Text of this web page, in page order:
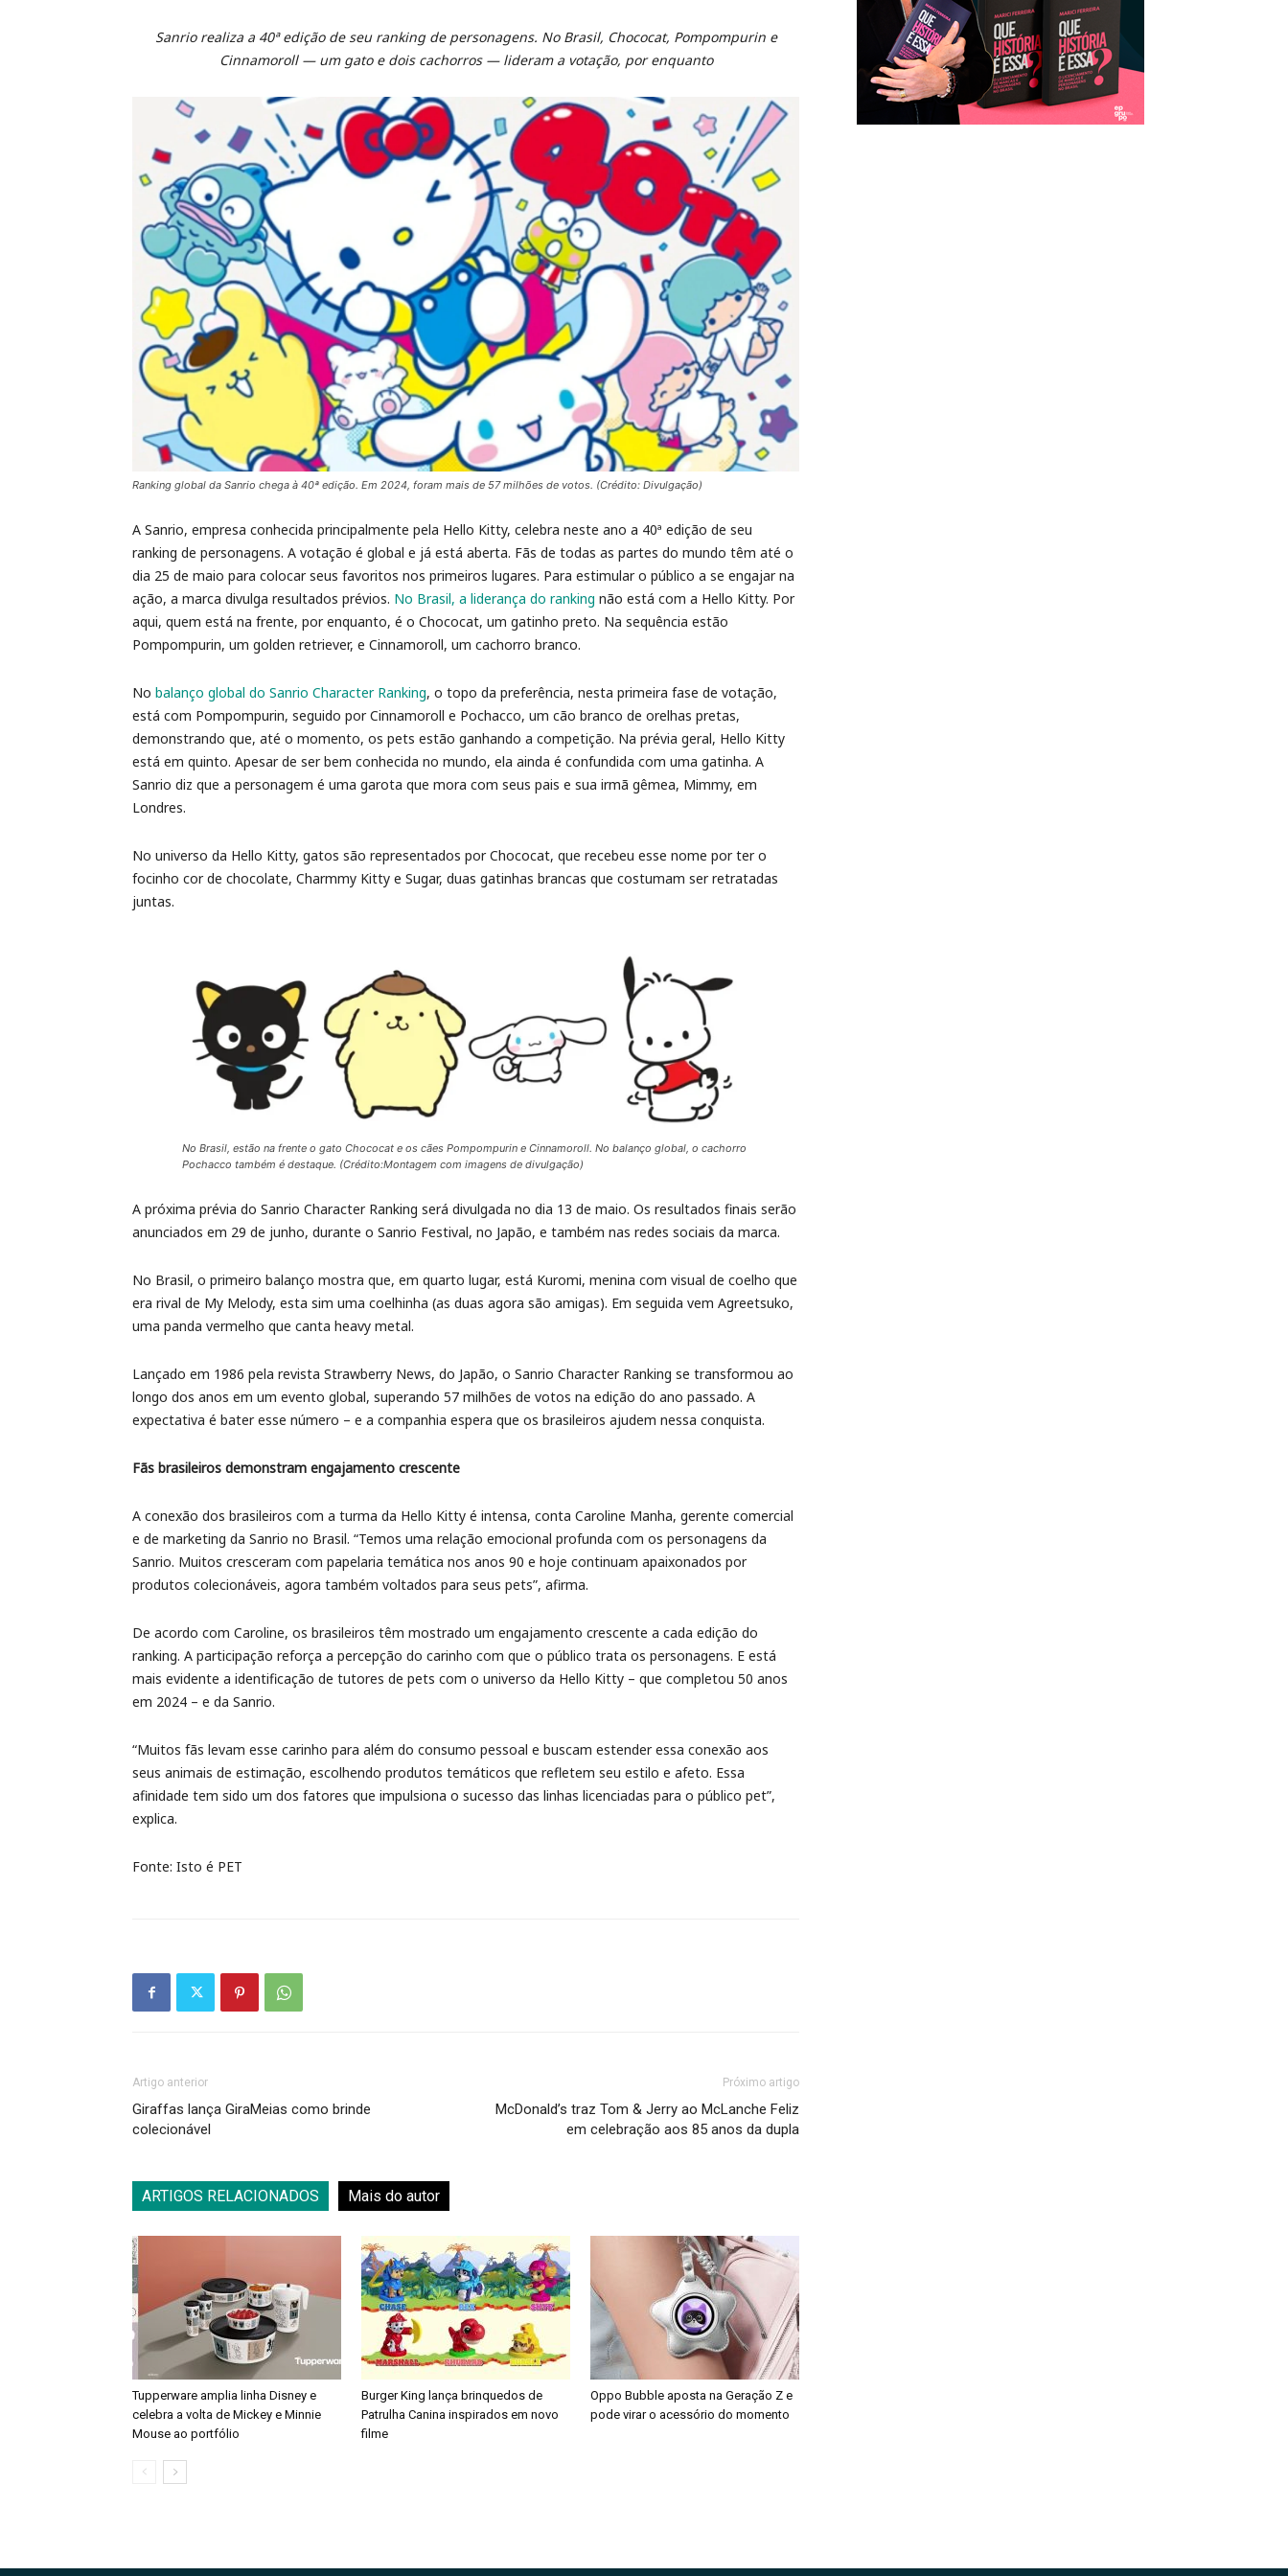
Sanrio realiza a 40ª edição de seu ranking de personagens. No Brasil, Chococat, Pompompurin e
Cinnamoroll — um gato e dois cachorros — lideram a votação, por enquanto
Ranking global da Sanrio chega à 40ª edição. Em 2024, foram mais de 57 milhões de votos. (Crédito: Divulgação)
A Sanrio, empresa conhecida principalmente pela Hello Kitty, celebra neste ano a 40ª edição de seu
ranking de personagens. A votação é global e já está aberta. Fãs de todas as partes do mundo têm até o
dia 25 de maio para colocar seus favoritos nos primeiros lugares. Para estimular o público a se engajar na
ação, a marca divulga resultados prévios. No Brasil, a liderança do ranking não está com a Hello Kitty. Por
aqui, quem está na frente, por enquanto, é o Chococat, um gatinho preto. Na sequência estão
Pompompurin, um golden retriever, e Cinnamoroll, um cachorro branco.
No balanço global do Sanrio Character Ranking, o topo da preferência, nesta primeira fase de votação,
está com Pompompurin, seguido por Cinnamoroll e Pochacco, um cão branco de orelhas pretas,
demonstrando que, até o momento, os pets estão ganhando a competição. Na prévia geral, Hello Kitty
está em quinto. Apesar de ser bem conhecida no mundo, ela ainda é confundida com uma gatinha. A
Sanrio diz que a personagem é uma garota que mora com seus pais e sua irmã gêmea, Mimmy, em
Londres.
No universo da Hello Kitty, gatos são representados por Chococat, que recebeu esse nome por ter o
focinho cor de chocolate, Charmmy Kitty e Sugar, duas gatinhas brancas que costumam ser retratadas
juntas.
No Brasil, estão na frente o gato Chococat e os cães Pompompurin e Cinnamoroll. No balanço global, o cachorro
Pochacco também é destaque. (Crédito:Montagem com imagens de divulgação)
A próxima prévia do Sanrio Character Ranking será divulgada no dia 13 de maio. Os resultados finais serão
anunciados em 29 de junho, durante o Sanrio Festival, no Japão, e também nas redes sociais da marca.
No Brasil, o primeiro balanço mostra que, em quarto lugar, está Kuromi, menina com visual de coelho que
era rival de My Melody, esta sim uma coelhinha (as duas agora são amigas). Em seguida vem Agreetsuko,
uma panda vermelho que canta heavy metal.
Lançado em 1986 pela revista Strawberry News, do Japão, o Sanrio Character Ranking se transformou ao
longo dos anos em um evento global, superando 57 milhões de votos na edição do ano passado. A
expectativa é bater esse número – e a companhia espera que os brasileiros ajudem nessa conquista.
Fãs brasileiros demonstram engajamento crescente
A conexão dos brasileiros com a turma da Hello Kitty é intensa, conta Caroline Manha, gerente comercial
e de marketing da Sanrio no Brasil. “Temos uma relação emocional profunda com os personagens da
Sanrio. Muitos cresceram com papelaria temática nos anos 90 e hoje continuam apaixonados por
produtos colecionáveis, agora também voltados para seus pets”, afirma.
De acordo com Caroline, os brasileiros têm mostrado um engajamento crescente a cada edição do
ranking. A participação reforça a percepção do carinho com que o público trata os personagens. E está
mais evidente a identificação de tutores de pets com o universo da Hello Kitty – que completou 50 anos
em 2024 – e da Sanrio.
“Muitos fãs levam esse carinho para além do consumo pessoal e buscam estender essa conexão aos
seus animais de estimação, escolhendo produtos temáticos que refletem seu estilo e afeto. Essa
afinidade tem sido um dos fatores que impulsiona o sucesso das linhas licenciadas para o público pet”,
explica.
Fonte: Isto é PET
Artigo anterior
Giraffas lança GiraMeias como brinde
colecionável
Próximo artigo
McDonald’s traz Tom & Jerry ao McLanche Feliz
em celebração aos 85 anos da dupla
ARTIGOS RELACIONADOS Mais do autor
Tupperware amplia linha Disney e
celebra a volta de Mickey e Minnie
Mouse ao portfólio
Burger King lança brinquedos de
Patrulha Canina inspirados em novo
filme
Oppo Bubble aposta na Geração Z e
pode virar o acessório do momento